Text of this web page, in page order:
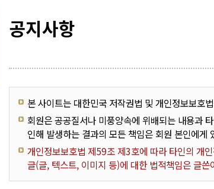
공지사항
본 사이트는 대한민국 저작권법 및 개인정보보호
회원은 공공질서나 미풍양속에 위배되는 내용과
인해 발생하는 결과의 모든 책임은 회원 본인에
개인정보보호법 제59조 제3호에 따라 타인의 개
글(글, 텍스트, 이미지 등)에 대한 법적책임은 글쓴